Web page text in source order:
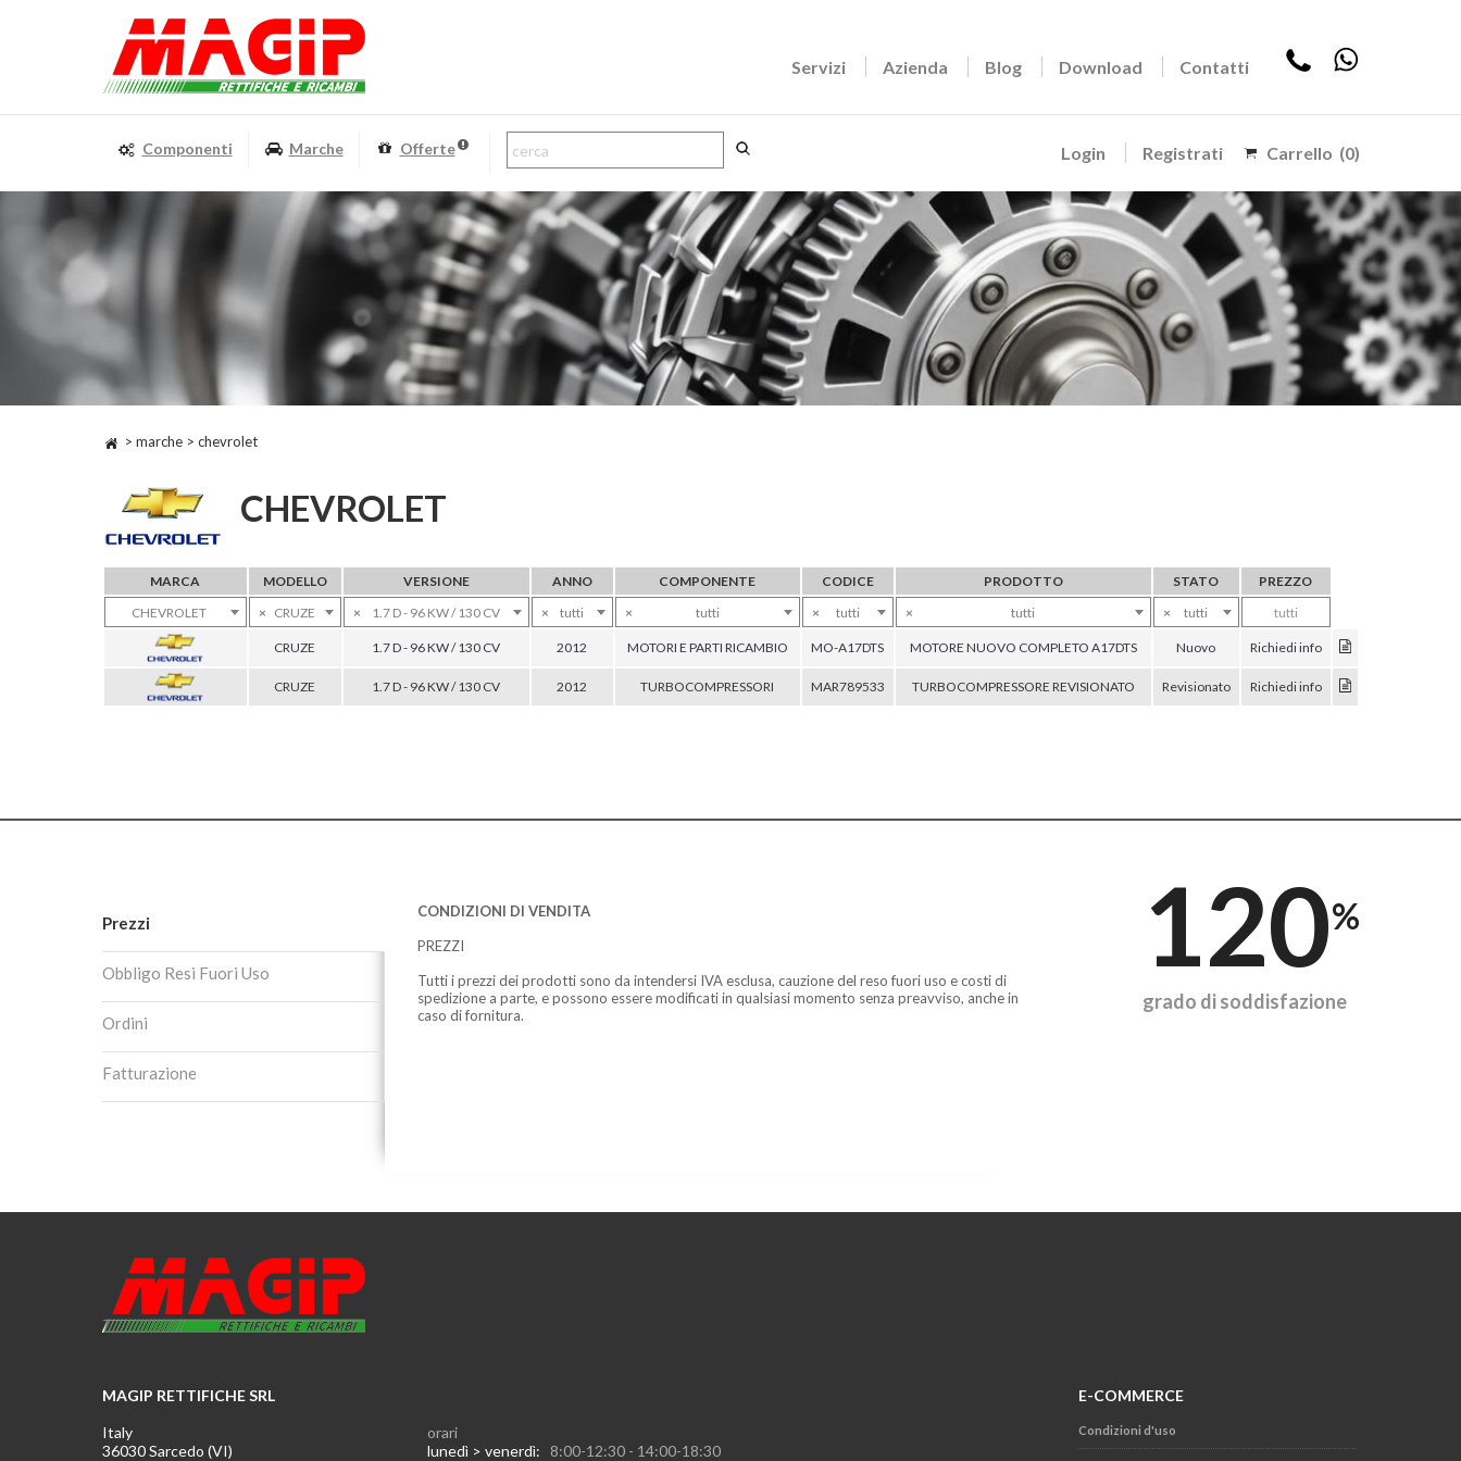
Servizi Azienda Blog Download Contatti
Login Registrati Carrello (0)
Componenti Marche Offerte
> marche > chevrolet
CHEVROLET
MARCA MODELLO VERSIONE ANNO COMPONENTE CODICE PRODOTTO STATO
PREZZO
CHEVROLET
× CRUZE × 1.7 D - 96 KW / 130 CV × tutti × tutti × tutti × tutti × tutti tutti
CRUZE 1.7 D - 96 KW / 130 CV 2012 MOTORI E PARTI RICAMBIO MO-A17DTS MOTORE NUOVO COMPLETO A17DTS Nuovo Richiedi info
CRUZE 1.7 D - 96 KW / 130 CV 2012 TURBOCOMPRESSORI MAR789533 TURBOCOMPRESSORE REVISIONATO Revisionato Richiedi info
Prezzi
Obbligo Resi Fuori Uso
Ordini
Fatturazione
CONDIZIONI DI VENDITA
PREZZI
Tutti i prezzi dei prodotti sono da intendersi IVA esclusa, cauzione del reso fuori uso e costi di
spedizione a parte, e possono essere modificati in qualsiasi momento senza preavviso, anche in
caso di fornitura.
120%
grado di soddisfazione
MAGIP RETTIFICHE SRL
Italy
36030 Sarcedo (VI)
orari
lunedì > venerdì: 8:00-12:30 - 14:00-18:30
E-COMMERCE
Condizioni d'uso